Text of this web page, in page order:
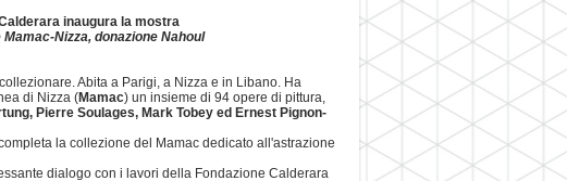
inaugura la mostra
Nizza, donazione Nahoul
Abita a Parigi, a Nizza e in Libano. Ha
di Nizza (Mamac) un insieme di 94 opere di pittura,
Pierre Soulages, Mark Tobey ed Ernest Pignon­
la collezione del Mamac dedicato all'astrazione
dialogo con i lavori della Fondazione Calderara